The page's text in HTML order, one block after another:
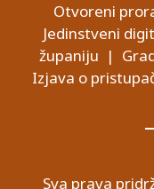
Otvoreni
Jedinstveni
županiju |
Izjava o
Sva prava